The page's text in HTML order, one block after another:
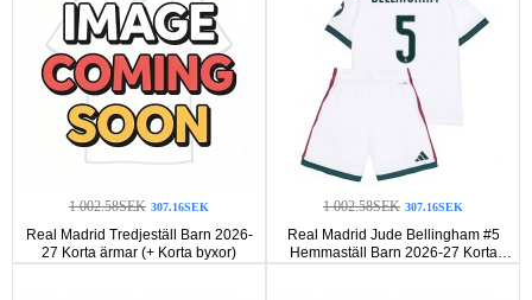
1 002.58SEK 307.16SEK
Real Madrid Tredjeställ Barn 2026-
27 Korta ärmar (+ Korta byxor)
1 002.58SEK 307.16SEK
Real Madrid Jude Bellingham #5
Hemmaställ Barn 2026-27 Korta
ärmar (+ Korta byxor)